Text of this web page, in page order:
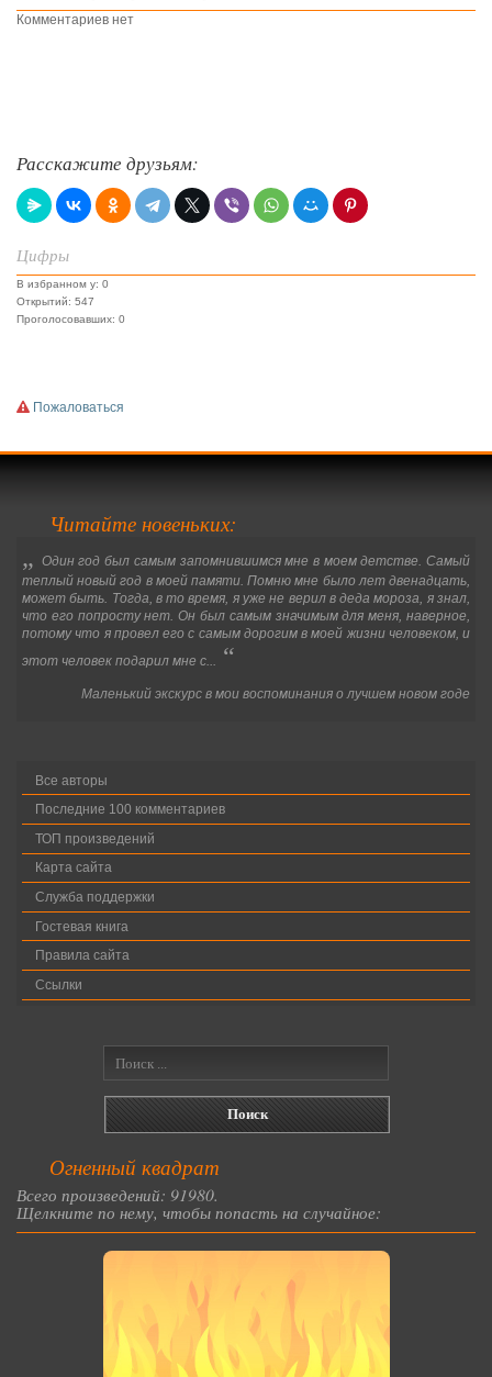
Комментариев нет
Расскажите друзьям:
Цифры
В избранном у: 0
Открытий: 547
Проголосовавших: 0
Пожаловаться
Читайте новеньких:
„
Один год был самым запомнившимся мне в моем детстве. Самый
теплый новый год в моей памяти. Помню мне было лет двенадцать,
может быть. Тогда, в то время, я уже не верил в деда мороза, я знал,
что его попросту нет. Он был самым значимым для меня, наверное,
потому что я провел его с самым дорогим в моей жизни человеком, и
этот человек подарил мне с... “
Маленький экскурс в мои воспоминания о лучшем новом годе
Все авторы
Последние 100 комментариев
ТОП произведений
Карта сайта
Служба поддержки
Гостевая книга
Правила сайта
Ссылки
Огненный квадрат
Всего произведений: 91980.
Щелкните по нему, чтобы попасть на случайное: